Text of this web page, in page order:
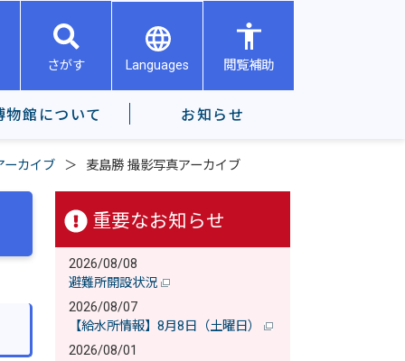
さがす Languages 閲覧補助
物館について お知らせ
ーカイブ 麦島勝 撮影写真アーカイブ
重要なお知らせ
2026/08/08
避難所開設状況
2026/08/07
【給水所情報】8月8日（土曜日）
2026/08/01